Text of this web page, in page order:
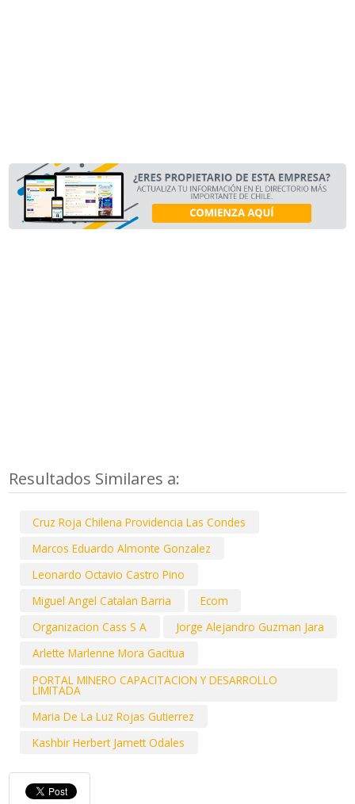
Resultados Similares a:
Cruz Roja Chilena Providencia Las Condes
Marcos Eduardo Almonte Gonzalez
Leonardo Octavio Castro Pino
Miguel Angel Catalan Barria
Ecom
Organizacion Cass S A
Jorge Alejandro Guzman Jara
Arlette Marlenne Mora Gacitua
PORTAL MINERO CAPACITACION Y DESARROLLO
LIMITADA
Maria De La Luz Rojas Gutierrez
Kashbir Herbert Jamett Odales